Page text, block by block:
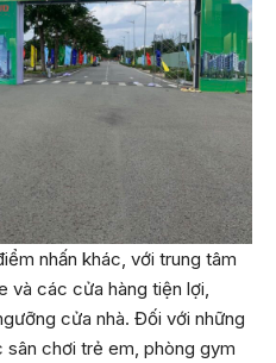
nhấn khác, với trung tâm
và các cửa hàng tiện lợi,
cửa nhà. Đối với những
chơi trẻ em, phòng gym